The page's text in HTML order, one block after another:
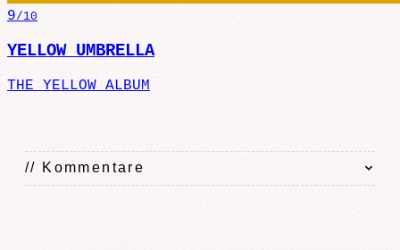
9/10
YELLOW UMBRELLA
THE YELLOW ALBUM
// Kommentare